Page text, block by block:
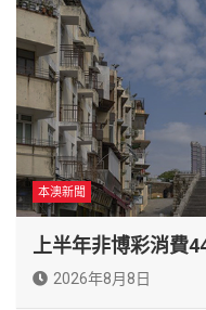
本澳新聞
上半年非博彩消費
2026年8月8日